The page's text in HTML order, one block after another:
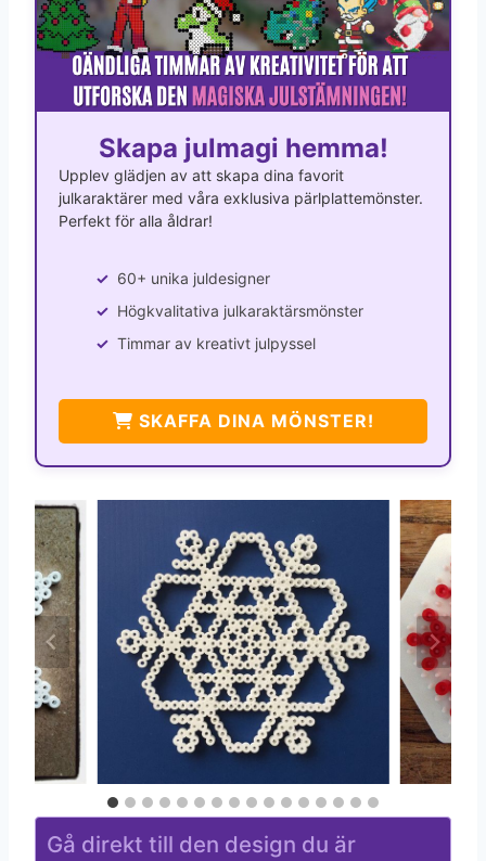
Skapa julmagi hemma!
Upplev glädjen av att skapa dina favorit
julkaraktärer med våra exklusiva pärlplattemönster.
Perfekt för alla åldrar!
60+ unika juldesigner
Högkvalitativa julkaraktärsmönster
Timmar av kreativt julpyssel
SKAFFA DINA MÖNSTER!
Gå direkt till den design du är